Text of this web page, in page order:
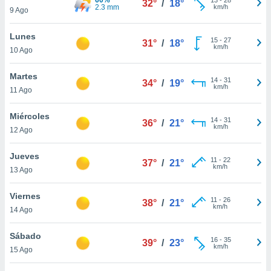
más
nuestra
y
de
disponible
cookies
aceptar
9 Ago
2.3 mm
32° / 18°
km/h
Lunes
10 Ago
31° / 18° 15- 27
km/h
Martes
11 Ago
34° / 19° 14- 31
km/h
Miércoles
12 Ago
36° / 21° 14- 31
km/h
Jueves
13 Ago
37° / 21° 11 - 22
km/h
Viernes
14 Ago
38° / 21° 11 - 26
km/h
Sábado
15 Ago
39° / 23° 16- 35
km/h